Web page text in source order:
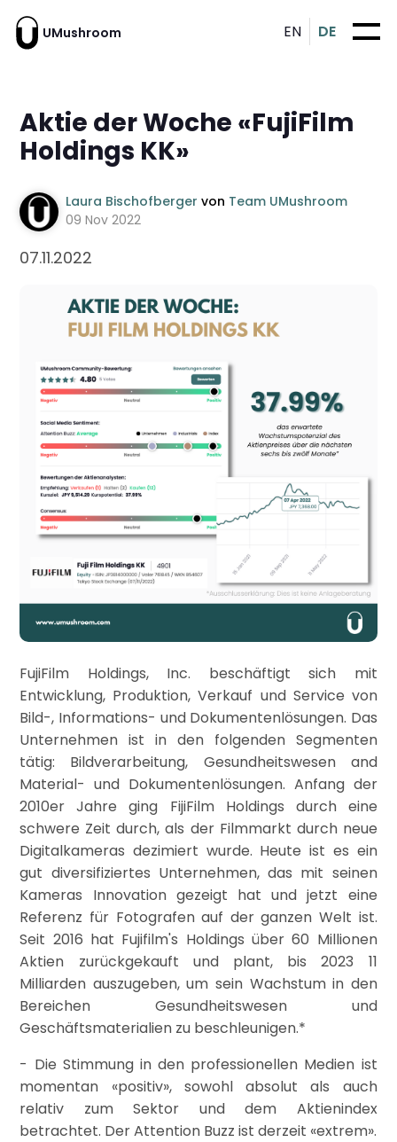
UMushroom EN DE
Aktie der Woche «FujiFilm
Holdings KK»
Laura Bischofbergervon Team UMushroom
09 Nov 2022
07.11.2022
FujiFilm Holdings, Inc. beschäftigt sich mit
Entwicklung, Produktion, Verkauf und Service von
Bild-, Informations- und Dokumentenlösungen. Das
Unternehmen ist in den folgenden Segmenten
tätig: Bildverarbeitung, Gesundheitswesen and
Material- und Dokumentenlösungen. Anfang der
2010er Jahre ging FijiFilm Holdings durch eine
schwere Zeit durch, als der Filmmarkt durch neue
Digitalkameras dezimiert wurde. Heute ist es ein
gut diversifiziertes Unternehmen, das mit seinen
Kameras Innovation gezeigt hat und jetzt eine
Referenz für Fotografen auf der ganzen Welt ist.
Seit 2016 hat Fujifilm's Holdings über 60 Millionen
Aktien zurückgekauft und plant, bis 2023 11
Milliarden auszugeben, um sein Wachstum in den
Bereichen Gesundheitswesen und
Geschäftsmaterialien zu beschleunigen.*
- Die Stimmung in den professionellen Medien ist
momentan «positiv», sowohl absolut als auch
relativ zum Sektor und dem Aktienindex
betrachtet. Der Attention Buzz ist derzeit «extrem».